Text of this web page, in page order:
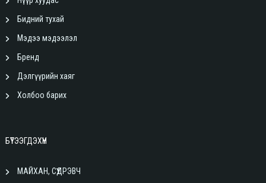
Бидний тухай
Мэдээ мэдээлэл
Бренд
Дэлгүүрийн хаяг
Холбоо барих
БҮТЭЭГДЭХҮҮН
МАЙХАН, СҮҮДРЭВЧ